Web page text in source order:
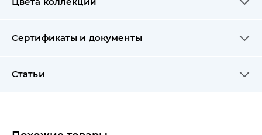
Сертификаты и документы
Статьи